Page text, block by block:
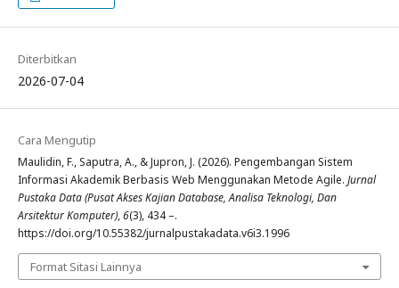
Diterbitkan
2026-07-04
Cara Mengutip
Maulidin, F., Saputra, A., & Jupron, J. (2026). Pengembangan Sistem
Informasi Akademik Berbasis Web Menggunakan Metode Agile. Jurnal
Pustaka Data (Pusat Akses Kajian Database, Analisa Teknologi, Dan
Arsitektur Komputer),6(3), 434 –.
https://doi.org/10.55382/jurnalpustakadata.v6i3.1996
Format Sitasi Lainnya